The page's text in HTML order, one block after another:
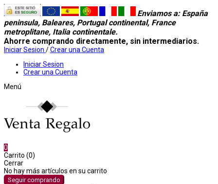
Enviamos a: España
peninsula, Baleares, Portugal continental, France
metroplitane, Italia continentale.
Ahorre comprando directamente, sin intermediarios.
Iniciar Sesion /Crear una Cuenta
Iniciar Sesion
Crear una Cuenta
Menú
0
Carrito (0)
Cerrar
No hay más artículos en su carrito
Seguir comprando